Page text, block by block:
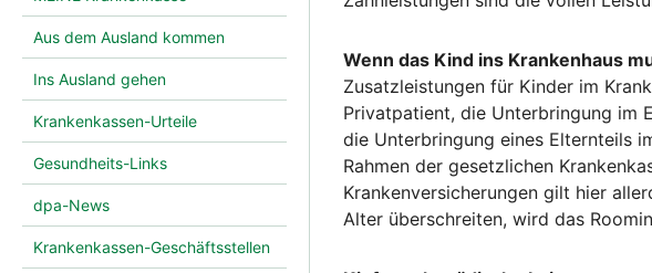
Aus dem Ausland kommen
Ins Ausland gehen
Krankenkassen-Urteile
Gesundheits-Links
dpa-News
Krankenkassen-Geschäftsstellen
Wenn das Kind ins Krankenhaus
Zusatzleistungen für Kinder im
Privatpatient, die Unterbringung im
die Unterbringung eines Elternteils
Rahmen der gesetzlichen
Krankenversicherungen gilt hier
Alter überschreiten, wird das